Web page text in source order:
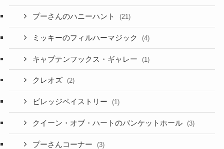
プーさんのハニーハント (21)
ミッキーのフィルハーマジック (4)
キャプテンフックス・ギャレー (1)
クレオズ (2)
ビレッジペイストリー (1)
クイーン・オブ・ハートのバンケットホール (3)
プーさんコーナー (3)